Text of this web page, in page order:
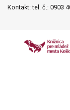
Kontakt: tel. č.: 0903